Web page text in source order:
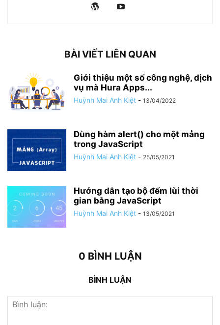
BÀI VIẾT LIÊN QUAN
Giới thiệu một số công nghệ, dịch
vụ mà Hura Apps...
Huỳnh Mai Anh Kiệt - 13/04/2022
Dùng hàm alert() cho một mảng
trong JavaScript
Huỳnh Mai Anh Kiệt - 25/05/2021
Hướng dẫn tạo bộ đếm lùi thời
gian bằng JavaScript
Huỳnh Mai Anh Kiệt - 13/05/2021
0 BÌNH LUẬN
BÌNH LUẬN